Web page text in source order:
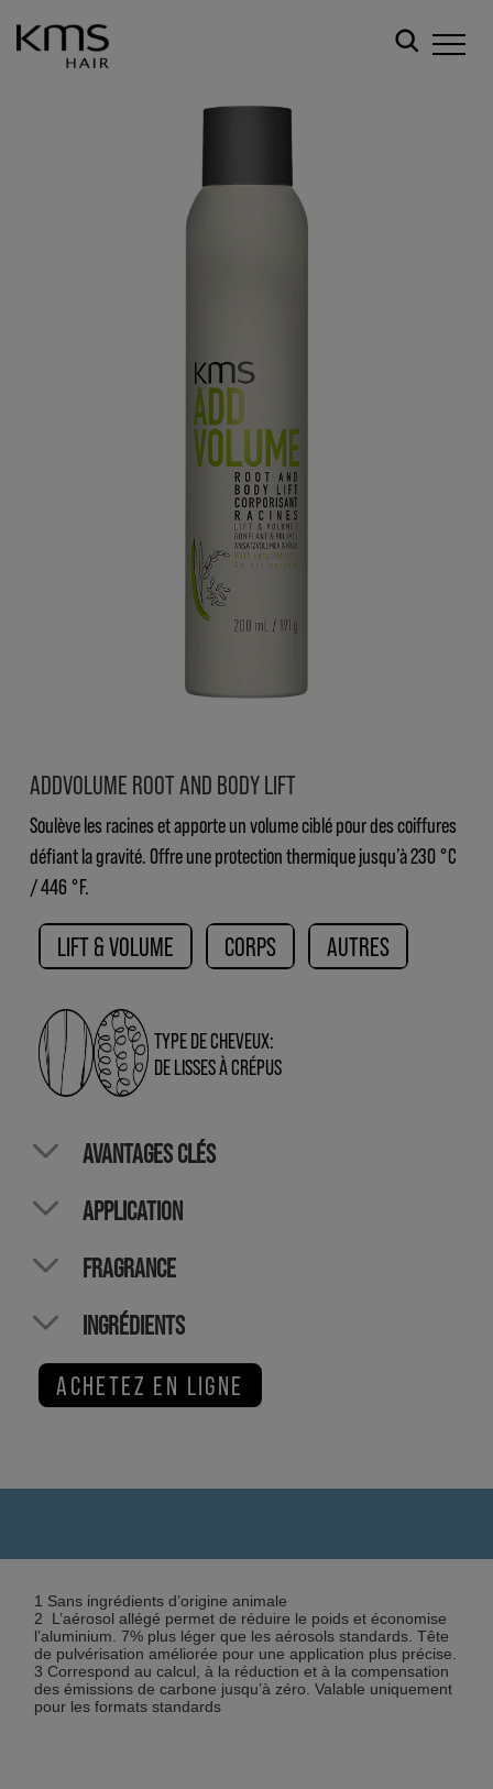
ADDVOLUME ROOT AND BODY LIFT
Soulève les racines et apporte un volume ciblé pour des coiffures
défiant la gravité. Offre une protection thermique jusqu’à 230 °C
/ 446 °F.
LIFT & VOLUME CORPS AUTRES
TYPE DE CHEVEUX:
DE LISSES À CRÉPUS
AVANTAGES CLÉS
APPLICATION
FRAGRANCE
INGRÉDIENTS
ACHETEZ EN LIGNE
1 Sans ingrédients d’origine animale
2 L’aérosol allégé permet de réduire le poids et économise
l’aluminium. 7% plus léger que les aérosols standards. Tête
de pulvérisation améliorée pour une application plus précise.
3 Correspond au calcul, à la réduction et à la compensation
des émissions de carbone jusqu’à zéro. Valable uniquement
pour les formats standards